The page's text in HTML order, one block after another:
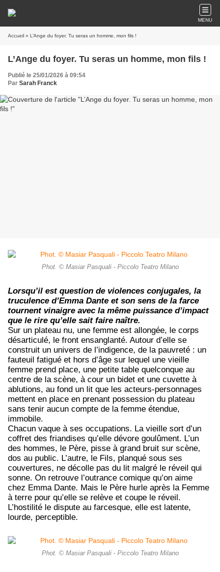
MENU
Accueil » L’Ange du foyer. Tu seras un homme, mon fils !
L’Ange du foyer. Tu seras un homme, mon fils !
Publié le 25/01/2026 à 09:54
Par Sarah Franck
Phot. © Masiar Pasquali - Piccolo Teatro Milano
Lorsqu’il est question de violences conjugales, la
truculence d’Emma Dante et son sens de la farce
tournent vinaigre avec la même puissance d’impact
que le rire qu’elle sait faire naître.
Sur un plateau nu, une femme est allongée, le corps
désarticulé, le front ensanglanté. Autour d’elle se
construit un univers de l’indigence, de la pauvreté : un
fauteuil fatigué et hors d’âge sur lequel une vieille
femme prend place, une petite table quelconque au
centre de la scène, à cour un bidet et une cuvette à
ablutions, au fond un lit que les acteurs-personnages
mettent en place en prenant possession du plateau
sans tenir aucun compte de la femme étendue,
immobile.
Chacun vaque à ses occupations. La vieille sort d’un
coffret des friandises qu’elle dévore goulûment. L’un
des hommes, le Père, pisse à grand bruit sur scène,
dos au public. L’autre, le Fils, planqué sous ses
couvertures, ne décolle pas du lit malgré le réveil qui
sonne. On retrouve l’outrance comique qu’on aime
chez Emma Dante. Mais le Père hurle après la Femme
à terre pour qu’elle se relève et coupe le réveil.
L’hostilité le dispute au farcesque, elle est latente,
lourde, perceptible.
Phot. © Masiar Pasquali - Piccolo Teatro Milano